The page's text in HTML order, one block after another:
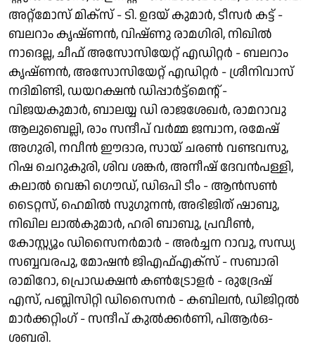
അറ്റ്മോസ് മിക്സ് - ടി. ഉദയ് കുമാർ, ടീസർ കട്ട് -
ബലറാം കൃഷ്ണൻ, വിഷ്ണു രാമഗിരി, നിഖിൽ
നാദെല്ല, ചീഫ് അസോസിയേറ്റ് എഡിറ്റർ - ബലറാം
കൃഷ്ണൻ, അസോസിയേറ്റ് എഡിറ്റർ - ശ്രീനിവാസ്
നദിമിണ്ടി, ഡയറക്ഷൻ ഡിപ്പാർട്ട്മെന്റ് -
വിജയകുമാർ, ബാലയ്യ ഡി രാജശേഖർ, രാമറാവു
ആലുബെല്ലി, രാം സന്ദീപ് വർമ്മ ജമ്പാന, രമേഷ്
അഗുരി, നവീൻ ഈദാര, സായ് ചരൺ വണ്ടവസു,
റിഷ ചെറുകുരി, ശിവ ശങ്കർ, അനീഷ് ദേവൻപള്ളി,
കലാൽ വെങ്കി ഗൌഡ്, ഡിഒപി ടീം - ആൻസൺ
ടൈറ്റസ്, ഹെമിൽ സുഗുനൻ, അഭിജിത് ഷാബു,
നിഖില ലാൽകുമാർ, ഹരി ബാബു, പ്രവീൺ,
കോസ്റ്റ്യൂം ഡിസൈനർമാർ - അർച്ചന റാവു, സന്ധ്യ
സബ്ബവരപു, മോഷൻ ജിഎഫ്എക്സ് - സബാരി
രാമിറോ, പ്രൊഡക്ഷൻ കൺട്രോളർ - രുദ്രേഷ്
എസ്, പബ്ലിസിറ്റി ഡിസൈനർ - കബിലൻ, ഡിജിറ്റൽ
മാർക്കറ്റിംഗ് - സന്ദീപ് കുൽക്കർണി, പിആർഒ-
ശബരി.